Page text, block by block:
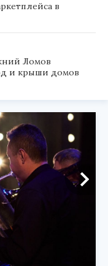
в
Ломов
и крыши домов